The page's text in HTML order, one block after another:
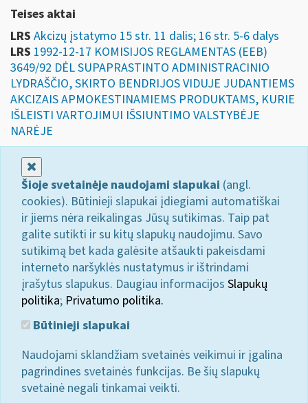
Teises aktai
LRS Akcizų įstatymo 15 str. 11 dalis; 16 str. 5-6 dalys
LRS 1992-12-17 KOMISIJOS REGLAMENTAS (EEB)
3649/92 DĖL SUPAPRASTINTO ADMINISTRACINIO
LYDRAŠČIO, SKIRTO BENDRIJOS VIDUJE JUDANTIEMS
AKCIZAIS APMOKESTINAMIEMS PRODUKTAMS, KURIE
IŠLEISTI VARTOJIMUI IŠSIUNTIMO VALSTYBĖJE
NARĖJE
Šioje svetainėje naudojami slapukai (angl.
cookies). Būtinieji slapukai įdiegiami automatiškai
ir jiems nėra reikalingas Jūsų sutikimas. Taip pat
galite sutikti ir su kitų slapukų naudojimu. Savo
sutikimą bet kada galėsite atšaukti pakeisdami
interneto naršyklės nustatymus ir ištrindami
įrašytus slapukus. Daugiau informacijos Slapukų
politika; Privatumo politika.
Būtinieji slapukai
Naudojami sklandžiam svetainės veikimui ir įgalina
pagrindines svetainės funkcijas. Be šių slapukų
svetainė negali tinkamai veikti.